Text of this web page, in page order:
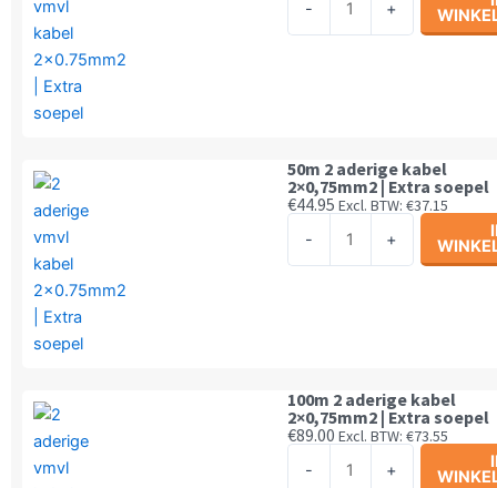
-
soepel
aantal
+
50m 2 aderige kabel
2×0,75mm2 | Extra soepel
€44.95 Excl. BTW: €37.15
-
soepel
aantal
+
100m 2 aderige kabel
2×0,75mm2 | Extra soepel
€89.00 Excl. BTW: €73.55
-
+